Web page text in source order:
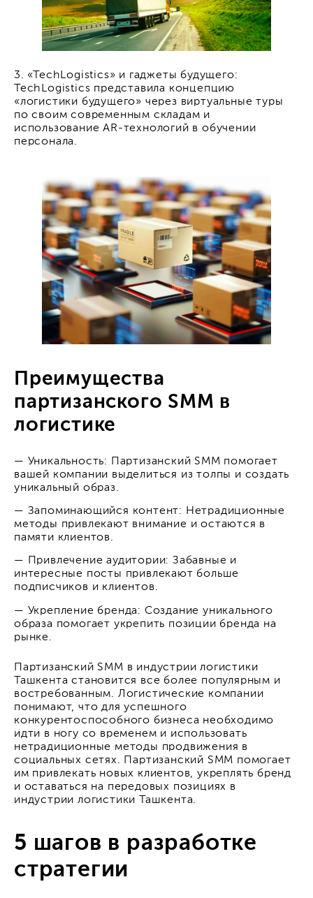
3. «TechLogistics» и гаджеты будущего:
TechLogistics представила концепцию
«логистики будущего» через виртуальные туры
по своим современным складам и
использование AR-технологий в обучении
персонала.
Преимущества
партизанского SMM в
логистике
— Уникальность: Партизанский SMM помогает
вашей компании выделиться из толпы и создать
уникальный образ.
— Запоминающийся контент: Нетрадиционные
методы привлекают внимание и остаются в
памяти клиентов.
— Привлечение аудитории: Забавные и
интересные посты привлекают больше
подписчиков и клиентов.
— Укрепление бренда: Создание уникального
образа помогает укрепить позиции бренда на
рынке.
Партизанский SMM в индустрии логистики
Ташкента становится все более популярным и
востребованным. Логистические компании
понимают, что для успешного
конкурентоспособного бизнеса необходимо
идти в ногу со временем и использовать
нетрадиционные методы продвижения в
социальных сетях. Партизанский SMM помогает
им привлекать новых клиентов, укреплять бренд
и оставаться на передовых позициях в
индустрии логистики Ташкента.
5 шагов в разработке
стратегии